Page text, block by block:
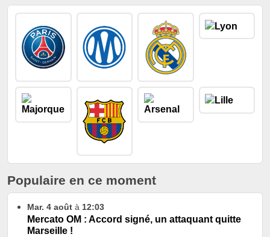
Populaire en ce moment
Mar. 4 août à 12:03
Mercato OM : Accord signé, un attaquant quitte
Marseille !